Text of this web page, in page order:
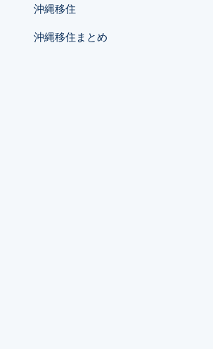
沖縄移住
沖縄移住まとめ